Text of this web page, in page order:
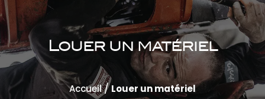
Louer un matériel
Accueil/Louer un matériel